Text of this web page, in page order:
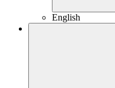
English